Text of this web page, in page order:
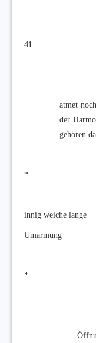
41
atmet
der
gehören
*
innig weiche lange
Umarmung
*